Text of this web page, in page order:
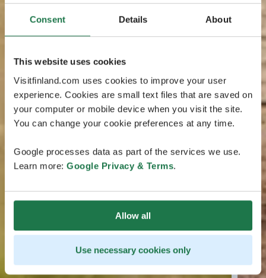
Consent Details About
This website uses cookies
Visitfinland.com uses cookies to improve your user
experience. Cookies are small text files that are saved on
your computer or mobile device when you visit the site.
You can change your cookie preferences at any time.
Google processes data as part of the services we use.
Learn more: Google Privacy & Terms.
Allow all
Use necessary cookies only